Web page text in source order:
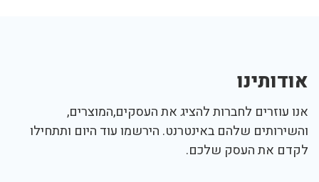
אודותינו
אנו עוזרים לחברות להציג את העסקים,המוצרים,
והשירותים שלהם באינטרנט. הירשמו עוד היום ותתחילו
לקדם את העסק שלכם.